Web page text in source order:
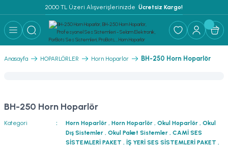
2000 TL Üzeri Alışverişlerinizde Ücretsiz Kargo!
Geri Dön
Geri Dön
Geri Dön
Geri Dön
Geri Dön
Geri Dön
Geri Dön
Geri Dön
Geri Dön
Anasayfa HOPARLÖRLER Horn Hoparlör BH-250 Horn Hoparlör
BH-250 Horn Hoparlör
Kategori Horn Hoparlör ,Horn Hoparlör ,Okul Hoparlör ,Okul
Dış Sistemler ,Okul Paket Sistemler ,CAMİ SES
SİSTEMLERİ PAKET , İŞ YERİ SES SİSTEMLERİ PAKET ,